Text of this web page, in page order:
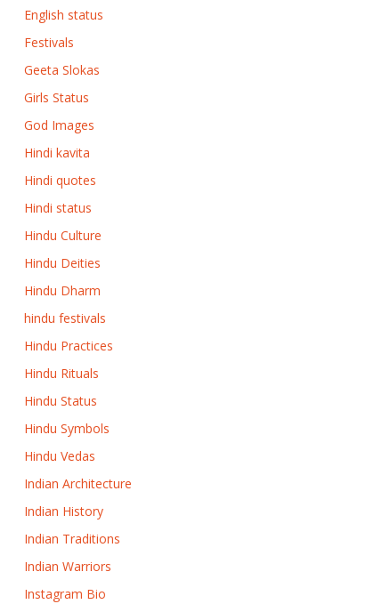
English status
Festivals
Geeta Slokas
Girls Status
God Images
Hindi kavita
Hindi quotes
Hindi status
Hindu Culture
Hindu Deities
Hindu Dharm
hindu festivals
Hindu Practices
Hindu Rituals
Hindu Status
Hindu Symbols
Hindu Vedas
Indian Architecture
Indian History
Indian Traditions
Indian Warriors
Instagram Bio